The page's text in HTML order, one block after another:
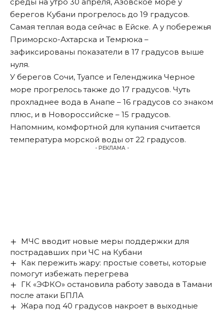
берегов Кубани прогрелось до 19 градусов.
Самая теплая вода сейчас в Ейске. А у побережья
Приморско-Ахтарска и Темрюка –
зафиксированы показатели в 17 градусов выше
нуля.
У берегов Сочи, Туапсе и Геленджика Черное
море прогрелось также до 17 градусов. Чуть
прохладнее вода в Анапе – 16 градусов со знаком
плюс, и в Новороссийске – 15 градусов.
Напомним, комфортной для купания считается
температура морской воды от 22 градусов.
- РЕКЛАМА -
МЧС вводит новые меры поддержки для
пострадавших при ЧС на Кубани
Как пережить жару: простые советы, которые
помогут избежать перегрева
ГК «ЭФКО» остановила работу завода в Тамани
после атаки БПЛА
Жара под 40 градусов накроет в выходные